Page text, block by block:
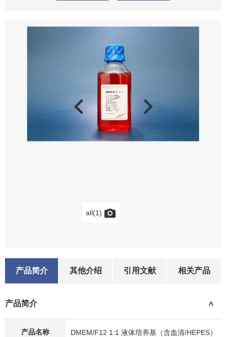
all(1)
产品简介 其他介绍 引用文献 相关产品
产品简介 >
产品名称 DMEM/F12 1:1 液体培养基（含血清/HEPES）